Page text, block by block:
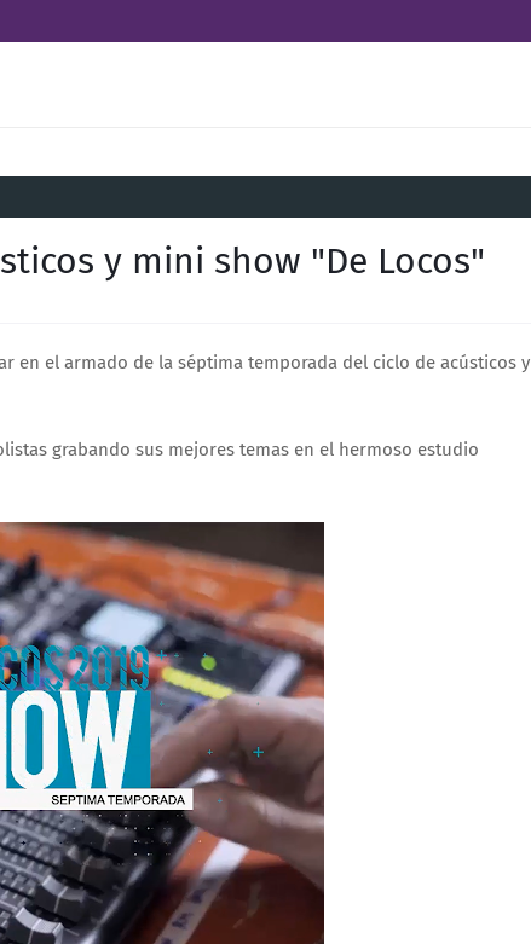
y mini show "De Locos"
en el armado de la séptima temporada del ciclo de acústicos y
grabando sus mejores temas en el hermoso estudio